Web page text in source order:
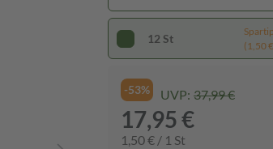
12 St
(1,50
-53% UVP: 37,99 €
17,95 €
1,50 € / 1 St